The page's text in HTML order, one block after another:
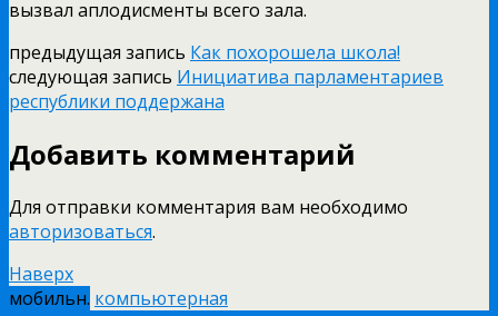
вызвал аплодисменты всего зала.
предыдущая запись Как похорошела школа!
следующая запись Инициатива парламентариев
республики поддержана
Добавить комментарий
Для отправки комментария вам необходимо
авторизоваться.
Наверх
мобильн. компьютерная